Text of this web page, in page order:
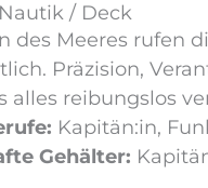
/ Deck
des Meeres rufen
Präzision,
alles reibungslos
Kapitän:in,
Gehälter: